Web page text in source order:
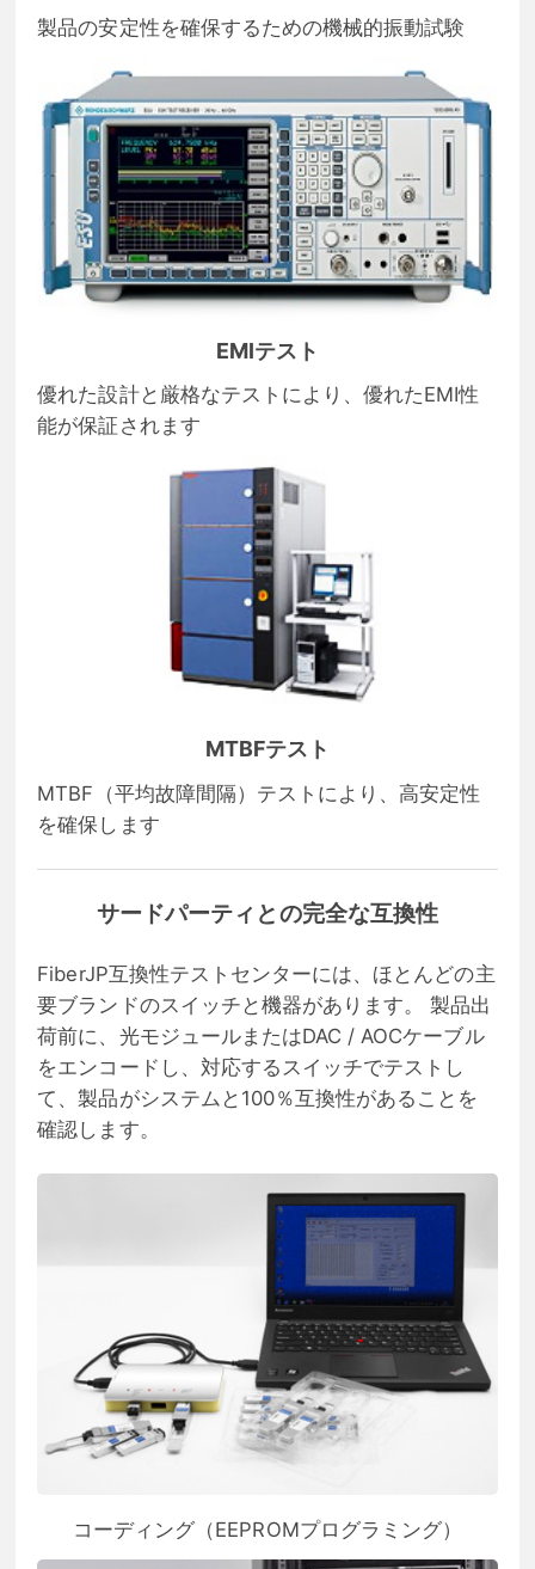
製品の安定性を確保するための機械的振動試験
EMIテスト
優れた設計と厳格なテストにより、優れたEMI性
能が保証されます
MTBFテスト
MTBF（平均故障間隔）テストにより、高安定性
を確保します
サードパーティとの完全な互換性
FiberJP互換性テストセンターには、ほとんどの主
要ブランドのスイッチと機器があります。 製品出
荷前に、光モジュールまたはDAC / AOCケーブル
をエンコードし、対応するスイッチでテストし
て、製品がシステムと100％互換性があることを
確認します。
コーディング（EEPROMプログラミング）